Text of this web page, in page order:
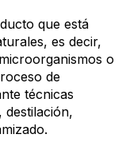
que está
es decir,
o
de
técnicas